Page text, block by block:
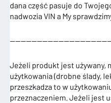
dana część pasuje do
nadwozia VIN a My
Jeżeli produkt jest używany,
użytkowania (drobne ślady,
przeszkadza to w
przeznaczeniem. Jeżeli jest